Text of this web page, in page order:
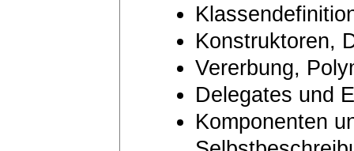
Konstruktoren,
Vererbung,
Delegates und
Komponenten